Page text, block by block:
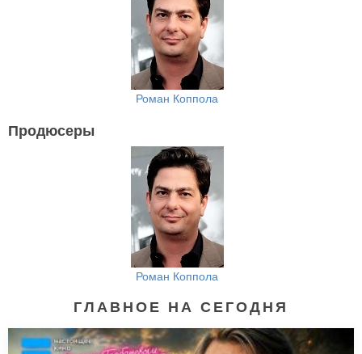
Роман Коппола
Продюсеры
Роман Коппола
ГЛАВНОЕ НА СЕГОДНЯ